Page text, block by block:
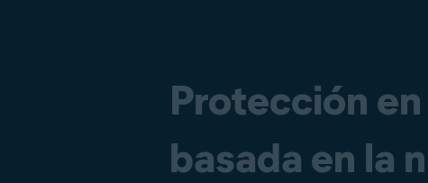
Protección
basada en la